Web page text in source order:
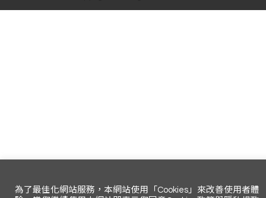
為了最佳化網站服務，本網站使用「Cookies」來改善使用者體